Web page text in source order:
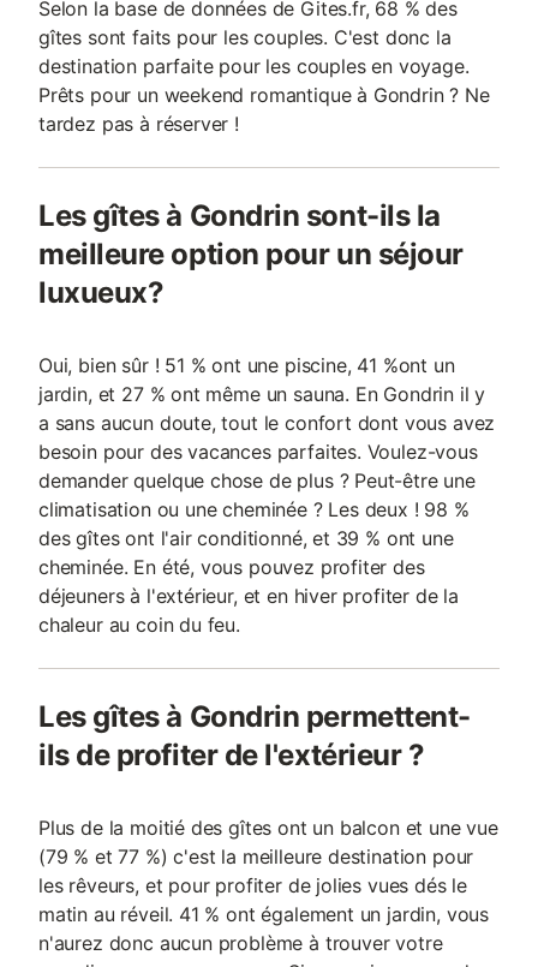
Selon la base de données de Gites.fr, 68 % des
gîtes sont faits pour les couples. C'est donc la
destination parfaite pour les couples en voyage.
Prêts pour un weekend romantique à Gondrin ? Ne
tardez pas à réserver !
Les gîtes à Gondrin sont-ils la
meilleure option pour un séjour
luxueux?
Oui, bien sûr ! 51 % ont une piscine, 41 %ont un
jardin, et 27 % ont même un sauna. En Gondrin il y
a sans aucun doute, tout le confort dont vous avez
besoin pour des vacances parfaites. Voulez-vous
demander quelque chose de plus ? Peut-être une
climatisation ou une cheminée ? Les deux ! 98 %
des gîtes ont l'air conditionné, et 39 % ont une
cheminée. En été, vous pouvez profiter des
déjeuners à l'extérieur, et en hiver profiter de la
chaleur au coin du feu.
Les gîtes à Gondrin permettent-
ils de profiter de l'extérieur ?
Plus de la moitié des gîtes ont un balcon et une vue
(79 % et 77 %) c'est la meilleure destination pour
les rêveurs, et pour profiter de jolies vues dés le
matin au réveil. 41 % ont également un jardin, vous
n'aurez donc aucun problème à trouver votre